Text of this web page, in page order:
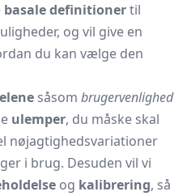
basale definitionertil
og vil give en
du kan vælge den
såsom brugervenlighed
ulemper, du måske skal
nøjagtighedsvariationer
i brug. Desuden vil vi
og kalibrering, så